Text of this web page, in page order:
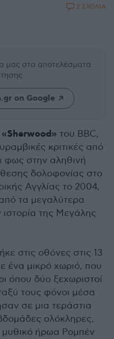
2 ΣΧΟΛΙΑ
μας στα αποτελέσματα
on Google
«Sherwood» του BBC,
κριτικές από
φως στην αληθινή
δολοφονίας στο
Αγγλίας το 2004,
τα μεγαλύτερα
της Μεγάλης
στις οθόνες στις 13
ένα μικρό χωριό, που
όπου δύο ξεχωριστοί
τους φόνοι μέσα
σε μια τεράστια
ολόκληρες,
ήρωα Ρομπέν